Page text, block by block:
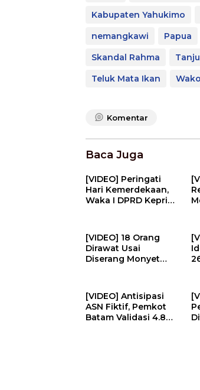
Kabupaten Yahukimo
nemangkawi
Papua
Skandal Rahma
Teluk Mata Ikan
Komentar
Baca Juga
[VIDEO] Peringati
Hari Kemerdekaan,
Waka I DPRD Kepri
NEWS
[VIDEO] 18 Orang
Dirawat Usai
Diserang Monyet
U-NEWS
[VIDEO] Antisipasi
ASN Fiktif, Pemkot
Batam Validasi 4.877